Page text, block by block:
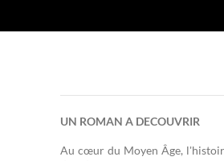
UN ROMAN A DECOUVRIR
Au cœur du Moyen Âge,